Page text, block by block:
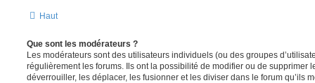
Haut
Que sont les modérateurs ?
Les modérateurs sont des utilisateurs individuels (ou des groupes
régulièrement les forums. Ils ont la possibilité de modifier ou de supprimer
déverrouiller, les déplacer, les fusionner et les diviser dans le forum qu’ils